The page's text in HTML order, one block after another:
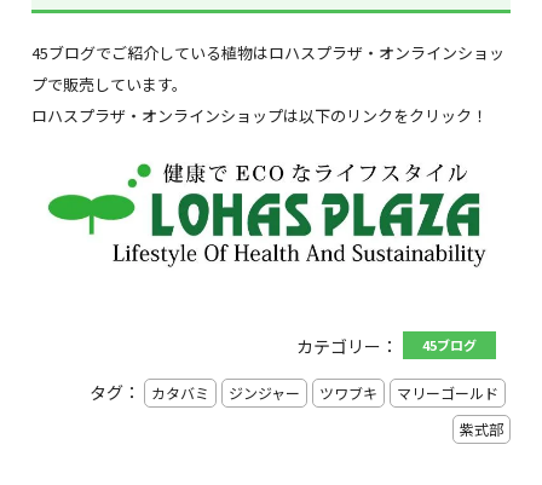
45ブログでご紹介している植物はロハスプラザ・オンラインショッ
プで販売しています。
ロハスプラザ・オンラインショップは以下のリンクをクリック！
カテゴリー： 45ブログ
タグ： カタバミ ジンジャー ツワブキ
マリーゴールド
紫式部